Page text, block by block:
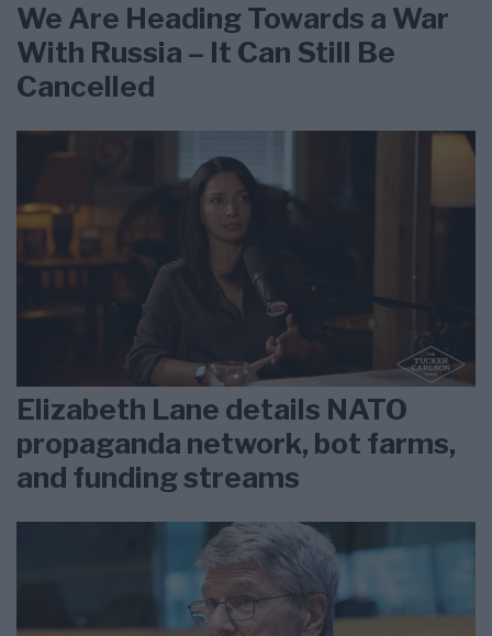
We Are Heading Towards a War
With Russia – It Can Still Be
Cancelled
Elizabeth Lane details NATO
propaganda network, bot farms,
and funding streams